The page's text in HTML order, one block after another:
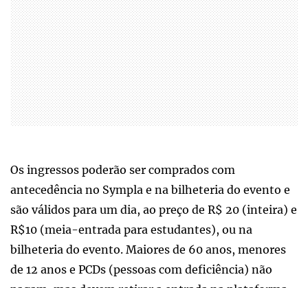
Os ingressos poderão ser comprados com
antecedência no Sympla e na bilheteria do evento e
são válidos para um dia, ao preço de R$ 20 (inteira) e
R$10 (meia-entrada para estudantes), ou na
bilheteria do evento. Maiores de 60 anos, menores
de 12 anos e PCDs (pessoas com deficiência) não